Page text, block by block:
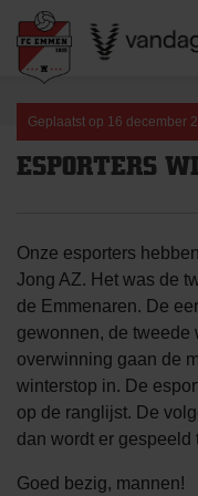
content
Geplaatst op 16 december
ESPORTERS
Onze esporters
Jong AZ. Het was de
de Emmenaren. De
gewonnen, de tweede
overwinning gaan de
winterstop in. De
op de ranglijst. De
dan wordt er gespeeld
Goed bezig, mannen!